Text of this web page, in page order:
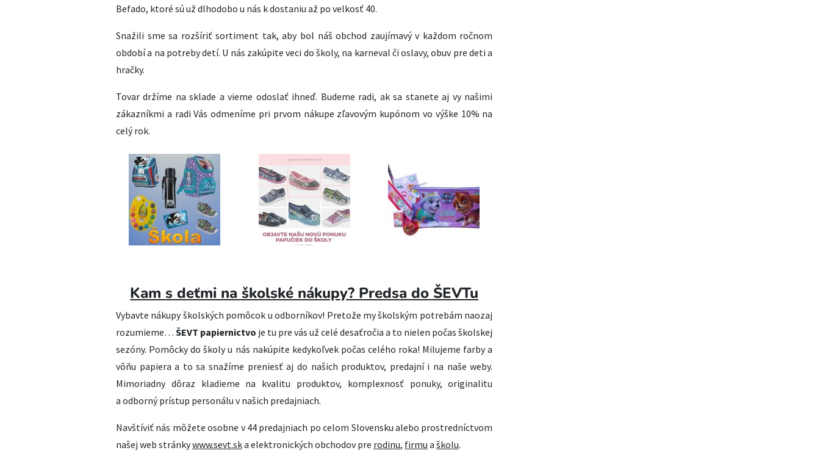
Befado, ktoré sú už dlhodobo u nás k dostaniu až po velkosť 40.
Snažili sme sa rozšíriť sortiment tak, aby bol náš obchod zaujímavý v každom ročnom
období a na potreby detí. U nás zakúpite veci do školy, na karneval či oslavy, obuv pre deti a
hračky.
Tovar držíme na sklade a vieme odoslať ihneď. Budeme radi, ak sa stanete aj vy našimi
zákazníkmi a radi Vás odmeníme pri prvom nákupe zľavovým kupónom vo výške 10% na
celý rok.
Kam s deťmi na školské nákupy? Predsa do ŠEVTu
Vybavte nákupy školských pomôcok u odborníkov! Pretože my školským potrebám naozaj
rozumieme…ŠEVT papiernictvo je tu pre vás už celé desaťročia a to nielen počas školskej
sezóny. Pomôcky do školy u nás nakúpite kedykoľvek počas celého roka! Milujeme farby a
vôňu papiera a to sa snažíme preniesť aj do našich produktov, predajní i na naše weby.
Mimoriadny dôraz kladieme na kvalitu produktov, komplexnosť ponuky, originalitu
a odborný prístup personálu v našich predajniach.
Navštíviť nás môžete osobne v 44 predajniach po celom Slovensku alebo prostredníctvom
našej web stránkywww.sevt.ska elektronických obchodov pre rodinu, firmu a školu.